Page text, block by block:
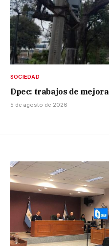
SOCIEDAD
Dpec: trabajos de
5 de agosto de 2026